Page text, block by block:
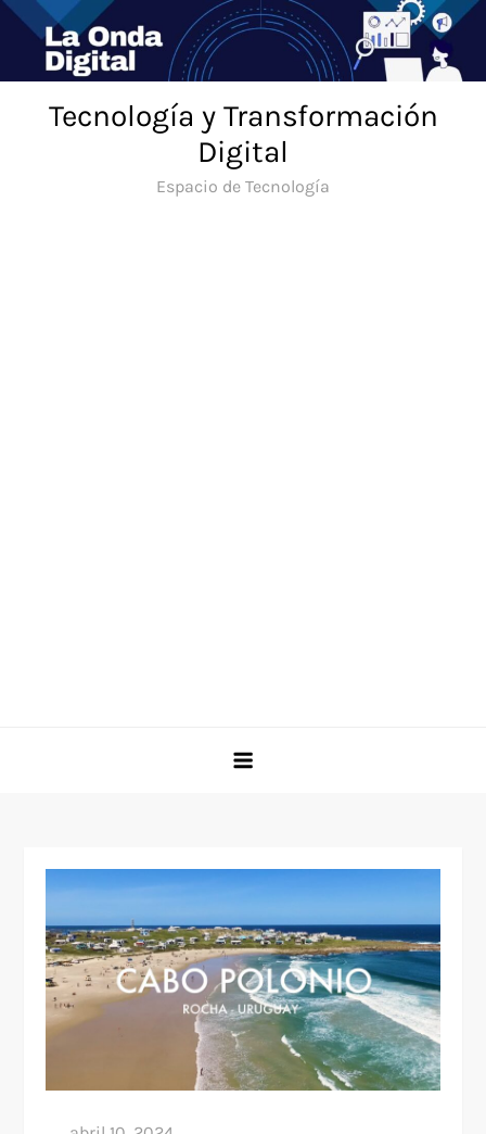
Saltar
contenido
Tecnología y Transformación
Digital
Espacio de Tecnología